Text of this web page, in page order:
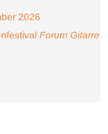
2026
Forum Gitarre